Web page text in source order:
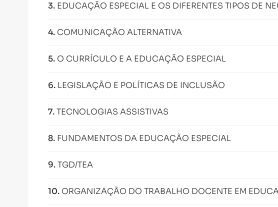
3. EDUCAÇÃO ESPECIAL E OS DIFERENTES TIPOS DE
4. COMUNICAÇÃO ALTERNATIVA
5. O CURRÍCULO E A EDUCAÇÃO ESPECIAL
6. LEGISLAÇÃO E POLÍTICAS DE INCLUSÃO
7.TECNOLOGIAS ASSISTIVAS
8. FUNDAMENTOS DA EDUCAÇÃO ESPECIAL
9.TGD/TEA
10. ORGANIZAÇÃO DO TRABALHO DOCENTE EM